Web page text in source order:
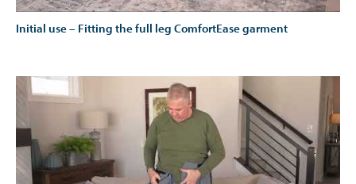
Initial use – Fitting the full leg ComfortEase garment